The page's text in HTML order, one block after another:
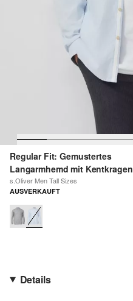
Regular Fit: Gemustertes
Langarmhemd mit Kentkragen
s.Oliver Men Tall Sizes
AUSVERKAUFT
Details